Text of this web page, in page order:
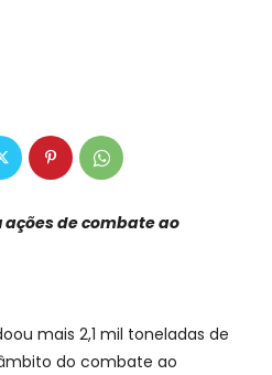
de combate ao
mais 2,1 mil toneladas de
do combate ao